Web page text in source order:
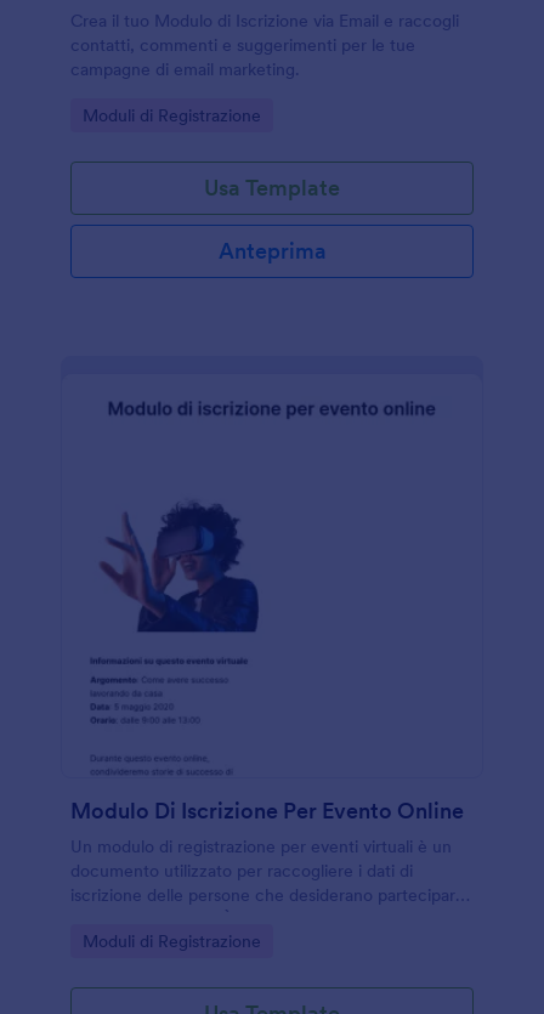
Crea il tuo Modulo di Iscrizione via Email e raccogli
contatti, commenti e suggerimenti per le tue
campagne di email marketing.
Go to Category:
Moduli di Registrazione
Usa Template
Anteprima
Modulo Di Iscrizione Per Evento Online
Un modulo di registrazione per eventi virtuali è un
documento utilizzato per raccogliere i dati di
iscrizione delle persone che desiderano partecipare
a un evento online. È importante usare un modulo di
registrazione online per gestire facilmente e in
contiene campi che richiedono informazioni sui
Go to Category:
Moduli di Registrazione